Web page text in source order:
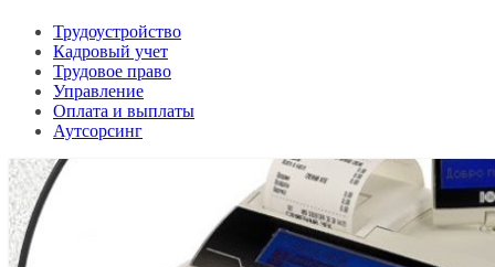
Трудоустройство
Кадровый учет
Трудовое право
Управление
Оплата и выплаты
Аутсорсинг